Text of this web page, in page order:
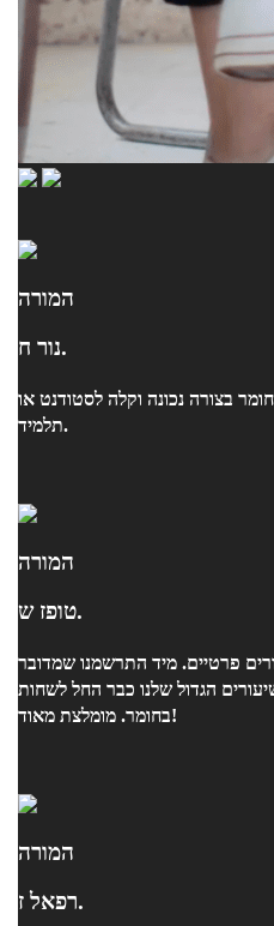
המורה
נור ח.
בצורה נכונה וקלה לסטודנט או
תלמיד.
המורה
טופז ש.
פרטיים. מיד התרשמנו שמדובר
הגדול שלנו כבר החל לשחות
בחומר. מומלצת מאוד!
המורה
רפאל ז.